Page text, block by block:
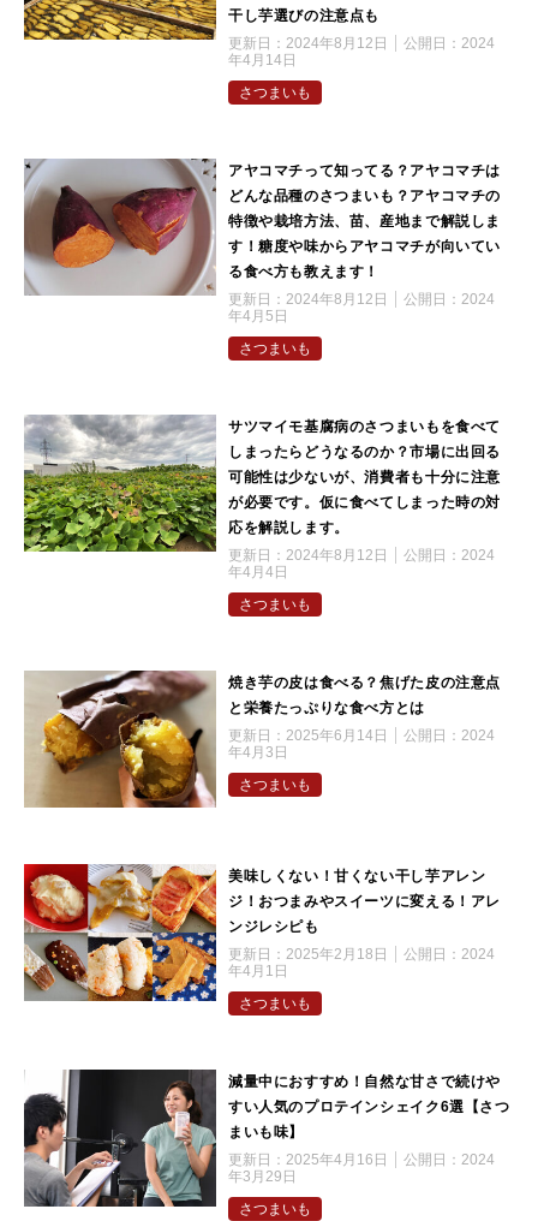
干し芋選びの注意点も
更新日： 2024年8月12日 公開日： 2024
年4月14日
さつまいも
アヤコマチって知ってる？アヤコマチは
どんな品種のさつまいも？アヤコマチの
特徴や栽培方法、苗、産地まで解説しま
す！糖度や味からアヤコマチが向いてい
る食べ方も教えます！
更新日： 2024年8月12日 公開日： 2024
年4月5日
さつまいも
サツマイモ基腐病のさつまいもを食べて
しまったらどうなるのか？市場に出回る
可能性は少ないが、消費者も十分に注意
が必要です。仮に食べてしまった時の対
応を解説します。
更新日： 2024年8月12日 公開日： 2024
年4月4日
さつまいも
焼き芋の皮は食べる？焦げた皮の注意点
と栄養たっぷりな食べ方とは
更新日： 2025年6月14日 公開日： 2024
年4月3日
さつまいも
美味しくない！甘くない干し芋アレン
ジ！おつまみやスイーツに変える！アレ
ンジレシピも
更新日： 2025年2月18日 公開日： 2024
年4月1日
さつまいも
減量中におすすめ！自然な甘さで続けや
すい人気のプロテインシェイク6選【さつ
まいも味】
更新日： 2025年4月16日 公開日： 2024
年3月29日
さつまいも